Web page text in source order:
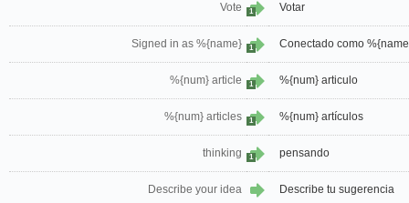
Vote 1 Votar
Signed in as %{name} 1 Conectado como
%{num} article 1 %{num} articulo
%{num} articles 1 %{num} artículos
thinking 1 pensando
Describe your idea Describe tu sugerencia